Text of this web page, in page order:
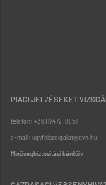
PIACI JELZÉSEKET
telefon: +36 (1) 472-8851
e-mail: ugyfelszolgalat@gvh.hu
Minőségbiztosítási kérdőív